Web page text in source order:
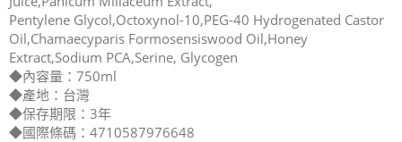
Pentylene Glycol,Octoxynol-10,PEG-40 Hydrogenated Castor
Oil,Chamaecyparis Formosensiswood Oil,Honey
Extract,Sodium PCA,Serine, Glycogen
◆內容量：750ml
◆產地：台灣
◆保存期限：3年
◆國際條碼：4710587976648